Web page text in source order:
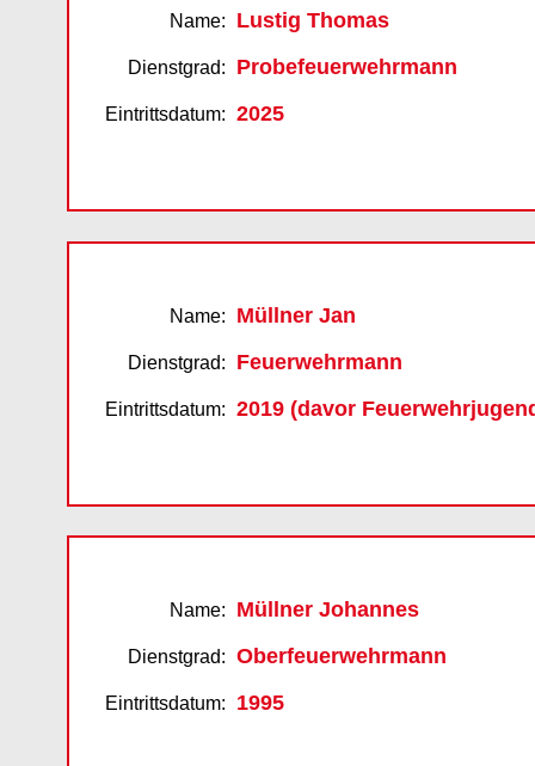
Name:
Dienstgrad:
Eintrittsdatum:
Lustig Thomas
Probefeuerwehrmann
2025
Name:
Dienstgrad:
Eintrittsdatum:
Müllner Jan
Feuerwehrmann
2019 (davor
Name:
Dienstgrad:
Eintrittsdatum:
Müllner Johannes
Oberfeuerwehrmann
1995